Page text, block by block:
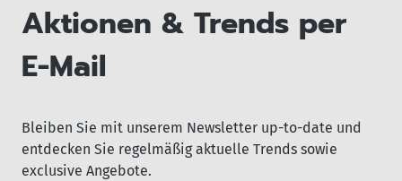
Aktionen & Trends per
E-Mail
Bleiben Sie mit unserem Newsletter up-to-date und
entdecken Sie regelmäßig aktuelle Trends sowie
exclusive Angebote.